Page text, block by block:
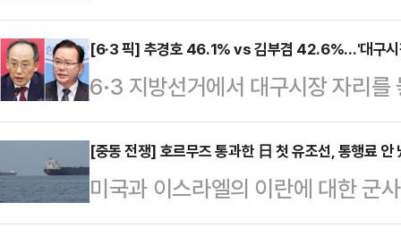
년 동기와 비교해 3.9% 감소했으
다. 1분기 당기순이익은 122억원
적 개선은 유럽 EV 시장을 중심으
인…
훈 전 국민의힘 대표가 29일 부산
는 이날 오후 부산 북구 구포시장을
불어민주당 후보로, 한 전 대표는
선거 출마로 인해 공석이 된 부산
석은 한 전 대표에게 "건강하셔야
전 대표는 하 전 수석의 손을 맞잡
다.이에…
[6·3 픽] 추경호 46.1% vs 김부겸 42.6%…'대구시
6·3 지방선거에서 대구시장 자리
의힘 후보와 김부겸 더불어민주당
으로 나타났다.매일신문이 한길리
호) ARS 100%로 대구시장 지지
46.1%로 42.6%인 김부겸 민주당
[중동 전쟁] 호르무즈 통과한 日 첫 유조선, 통행료
미국과 이스라엘의 이란에 대한 군
있던 일본의 대형 유조선 이데미쓰